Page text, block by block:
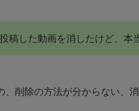
稿した動画を消したけど、
削除の方法が分からない、